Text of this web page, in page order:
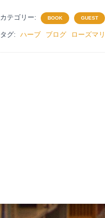
c
e
tt
er
ail e
n
カテゴリー: BOOK GUEST
タグ: ハーブ ブログ ローズマ